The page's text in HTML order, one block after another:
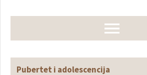
Pubertet i adolescencija